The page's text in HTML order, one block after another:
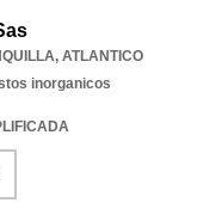
, ATLANTICO
inorganicos